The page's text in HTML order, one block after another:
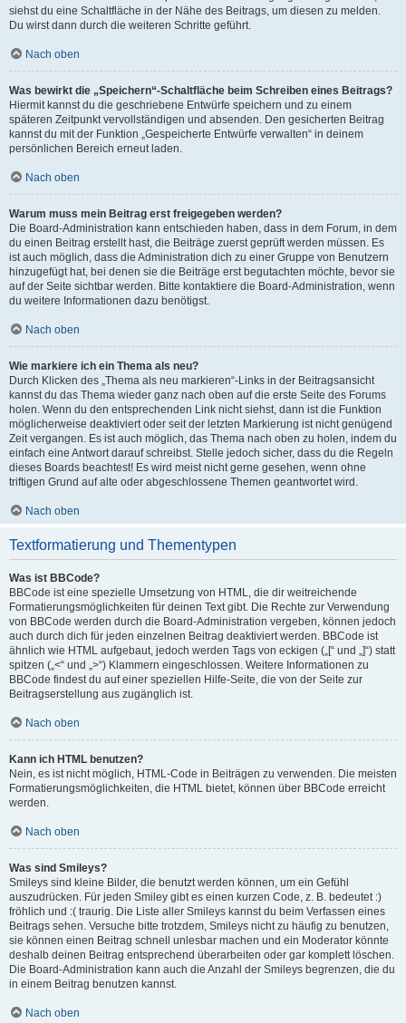
siehst du eine Schaltfläche in der Nähe des Beitrags, um diesen zu melden.
Du wirst dann durch die weiteren Schritte geführt.
Nach oben
Was bewirkt die „Speichern“-Schaltfläche beim Schreiben eines Beitrags?
Hiermit kannst du die geschriebene Entwürfe speichern und zu einem
späteren Zeitpunkt vervollständigen und absenden. Den gesicherten Beitrag
kannst du mit der Funktion „Gespeicherte Entwürfe verwalten“ in deinem
persönlichen Bereich erneut laden.
Nach oben
Warum muss mein Beitrag erst freigegeben werden?
Die Board-Administration kann entschieden haben, dass in dem Forum, in dem
du einen Beitrag erstellt hast, die Beiträge zuerst geprüft werden müssen. Es
ist auch möglich, dass die Administration dich zu einer Gruppe von Benutzern
hinzugefügt hat, bei denen sie die Beiträge erst begutachten möchte, bevor sie
auf der Seite sichtbar werden. Bitte kontaktiere die Board-Administration, wenn
du weitere Informationen dazu benötigst.
Nach oben
Wie markiere ich ein Thema als neu?
Durch Klicken des „Thema als neu markieren“-Links in der Beitragsansicht
kannst du das Thema wieder ganz nach oben auf die erste Seite des Forums
holen. Wenn du den entsprechenden Link nicht siehst, dann ist die Funktion
möglicherweise deaktiviert oder seit der letzten Markierung ist nicht genügend
Zeit vergangen. Es ist auch möglich, das Thema nach oben zu holen, indem du
einfach eine Antwort darauf schreibst. Stelle jedoch sicher, dass du die Regeln
dieses Boards beachtest! Es wird meist nicht gerne gesehen, wenn ohne
triftigen Grund auf alte oder abgeschlossene Themen geantwortet wird.
Nach oben
Textformatierung und Thementypen
Was ist BBCode?
BBCode ist eine spezielle Umsetzung von HTML, die dir weitreichende
Formatierungsmöglichkeiten für deinen Text gibt. Die Rechte zur Verwendung
von BBCode werden durch die Board-Administration vergeben, können jedoch
auch durch dich für jeden einzelnen Beitrag deaktiviert werden. BBCode ist
ähnlich wie HTML aufgebaut, jedoch werden Tags von eckigen („[“ und „]“) statt
spitzen („<“ und „>“) Klammern eingeschlossen. Weitere Informationen zu
BBCode findest du auf einer speziellen Hilfe-Seite, die von der Seite zur
Beitragserstellung aus zugänglich ist.
Nach oben
Kann ich HTML benutzen?
Nein, es ist nicht möglich, HTML-Code in Beiträgen zu verwenden. Die meisten
Formatierungsmöglichkeiten, die HTML bietet, können über BBCode erreicht
werden.
Nach oben
Was sind Smileys?
Smileys sind kleine Bilder, die benutzt werden können, um ein Gefühl
auszudrücken. Für jeden Smiley gibt es einen kurzen Code, z. B. bedeutet :)
fröhlich und :( traurig. Die Liste aller Smileys kannst du beim Verfassen eines
Beitrags sehen. Versuche bitte trotzdem, Smileys nicht zu häufig zu benutzen,
sie können einen Beitrag schnell unlesbar machen und ein Moderator könnte
deshalb deinen Beitrag entsprechend überarbeiten oder gar komplett löschen.
Die Board-Administration kann auch die Anzahl der Smileys begrenzen, die du
in einem Beitrag benutzen kannst.
Nach oben